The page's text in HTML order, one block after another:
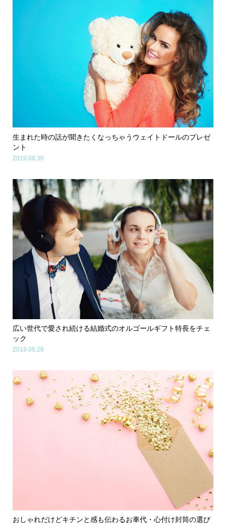
生まれた時の話が聞きたくなっちゃうウェイトドールのプレゼ
ント
2019.08.30
広い世代で愛され続ける結婚式のオルゴールギフト特長をチェ
ック
2019.08.26
おしゃれだけどキチンと感も伝わるお車代・心付け封筒の選び